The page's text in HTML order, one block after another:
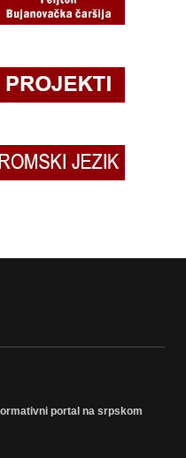
portal na srpskom